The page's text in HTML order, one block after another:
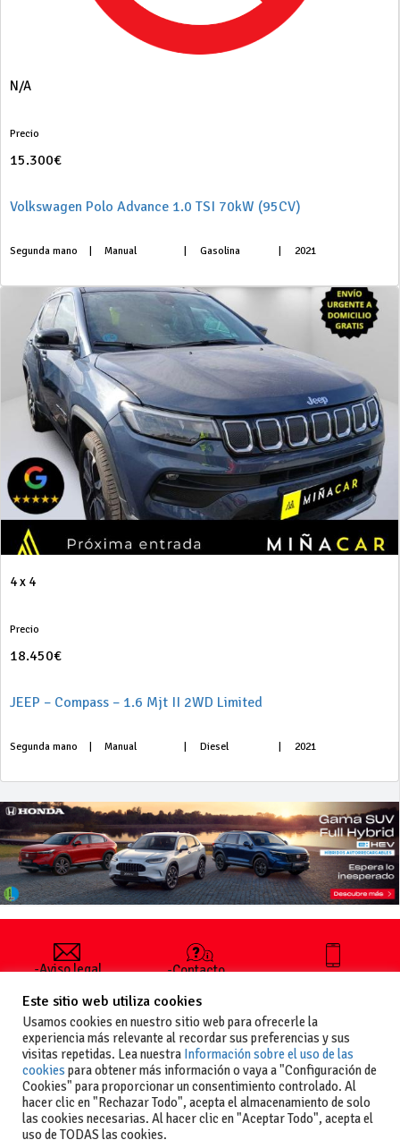
N/A
Precio
15.300€
Volkswagen Polo Advance 1.0 TSI 70kW (95CV)
Segunda mano Manual Gasolina 2021
4 x 4
Precio
18.450€
JEEP – Compass – 1.6 Mjt II 2WD Limited
Segunda mano Manual Diesel 2021
-Aviso legal
generales
de uso
-Política de
privacidad
-Política de
cookies
-Contacto
publicar un
anuncio
-Vende+
+34 627 35
Este sitio web utiliza cookies
Usamos cookies en nuestro sitio web para ofrecerle la
experiencia más relevante al recordar sus preferencias y sus
visitas repetidas. Lea nuestra Información sobre el uso de las
cookies para obtener más información o vaya a "Configuración de
Cookies" para proporcionar un consentimiento controlado. Al
hacer clic en "Rechazar Todo", acepta el almacenamiento de solo
las cookies necesarias. Al hacer clic en "Aceptar Todo", acepta el
uso de TODAS las cookies.